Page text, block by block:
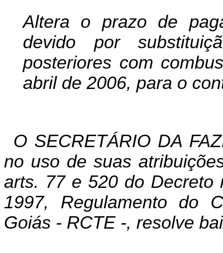
Altera o prazo de
devido por
posteriores com
abril de 2006, para o
O SECRETÁRIO DA
no uso de suas
arts. 77 e 520 do Decreto
1997, Regulamento do
Goiás - RCTE -, resolve